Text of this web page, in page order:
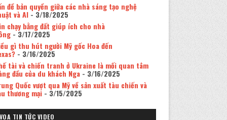
đề bản quyền giữa các nhà sáng tạo nghệ
và AI- 3/18/2025
chạy bằng đất giúp ích cho nhà
- 3/17/2025
gì thu hút người Mỹ gốc Hoa đến
- 3/16/2025
tài và chiến tranh ở Ukraine là mối quan tâm
đầu của du khách Nga- 3/16/2025
Quốc vượt qua Mỹ về sản xuất tàu chiến và
thương mại- 3/15/2025
VOA TIN TỨC VIDEO